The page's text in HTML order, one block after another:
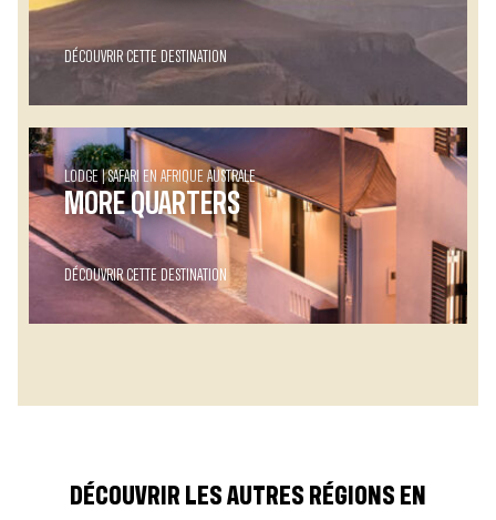
DÉCOUVRIR CETTE DESTINATION
LODGE SAFARI EN AFRIQUE AUSTRALE
MORE QUARTERS
DÉCOUVRIR CETTE DESTINATION
DÉCOUVRIR LES AUTRES RÉGIONS EN